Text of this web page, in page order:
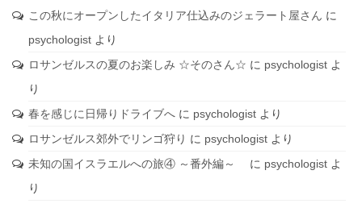
この秋にオープンしたイタリア仕込みのジェラート屋さん に
psychologist より
ロサンゼルスの夏のお楽しみ ☆そのさん☆ に psychologist よ
り
春を感じに日帰りドライブへ に psychologist より
ロサンゼルス郊外でリンゴ狩り に psychologist より
未知の国イスラエルへの旅④ ～番外編～
に psychologist よ
り